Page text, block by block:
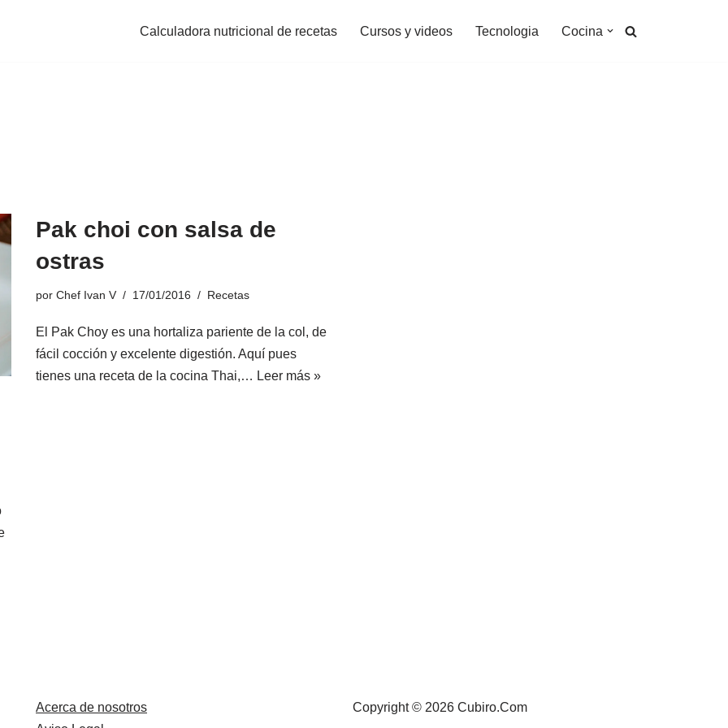
Calculadora nutricional de recetas Cursos y videos Tecnologia Cocina
Pak choi con salsa de
ostras
por Chef Ivan V 17/01/2016 Recetas
El Pak Choy es una hortaliza pariente de la col, de
fácil cocción y excelente digestión. Aquí pues
tienes una receta de la cocina Thai,… Leer más »
Acerca de nosotros
Copyright © 2026 Cubiro.Com